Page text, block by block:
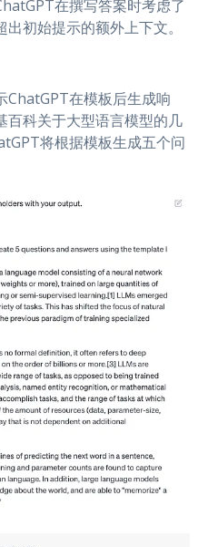
在撰写答案时考虑了
初始提示的额外上下文。
ChatGPT在模板后生成响
百科关于大型语言模型的几
将根据模板生成五个问